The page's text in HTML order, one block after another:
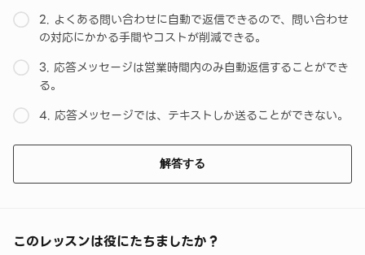
2. よくある問い合わせに自動で返信できるので、問い合わせ
の対応にかかる手間やコストが削減できる。
3. 応答メッセージは営業時間内のみ自動返信することができ
る。
4. 応答メッセージでは、テキストしか送ることができない。
解答する
このレッスンは役にたちましたか？